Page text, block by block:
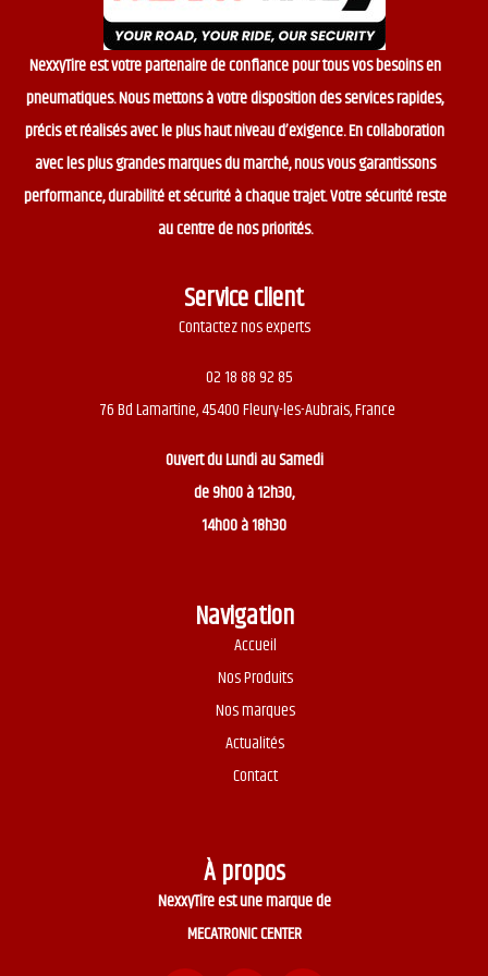
NexxyTire est votre partenaire de confiance pour tous vos besoins en
pneumatiques. Nous mettons à votre disposition des services rapides,
précis et réalisés avec le plus haut niveau d’exigence. En collaboration
avec les plus grandes marques du marché, nous vous garantissons
performance, durabilité et sécurité à chaque trajet. Votre sécurité reste
au centre de nos priorités.
Service client
Contactez nos experts
02 18 88 92 85
76 Bd Lamartine, 45400 Fleury-les-Aubrais, France
Ouvert duLundi au Samedi
de 9h00 à 12h30,
14h00 à 18h30
Navigation
Accueil
Nos Produits
Nos marques
Actualités
Contact
À propos
NexxyTire est une marque de
MECATRONIC CENTER